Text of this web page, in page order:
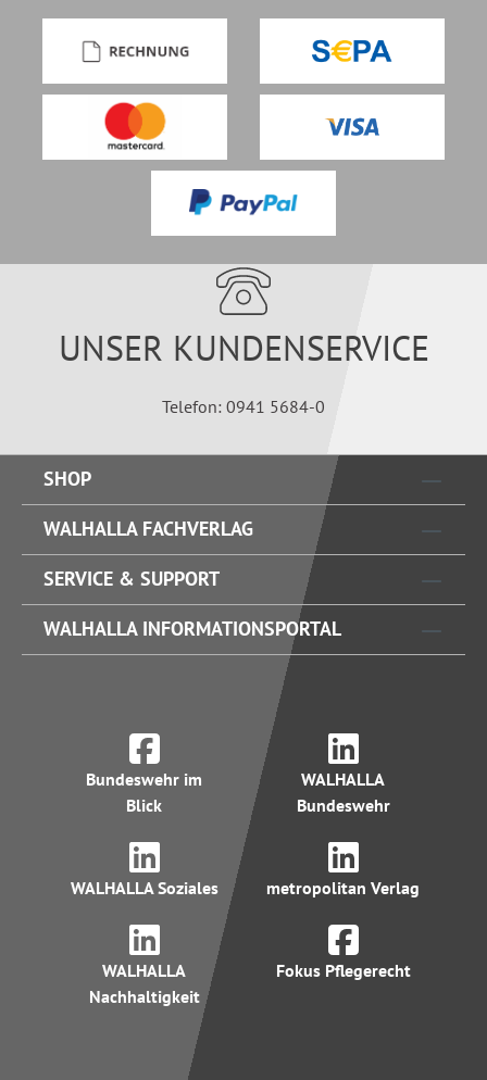
UNSER KUNDENSERVICE
Telefon: 0941 5684-0
SHOP
WALHALLA FACHVERLAG
SERVICE & SUPPORT
WALHALLA INFORMATIONSPORTAL
Bundeswehr im
Blick
WALHALLA
Bundeswehr
WALHALLA Soziales metropolitan Verlag
WALHALLA
Nachhaltigkeit
Fokus Pflegerecht